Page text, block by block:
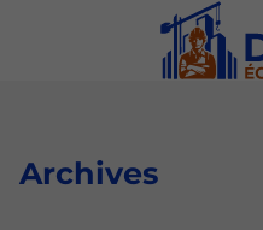
Archives